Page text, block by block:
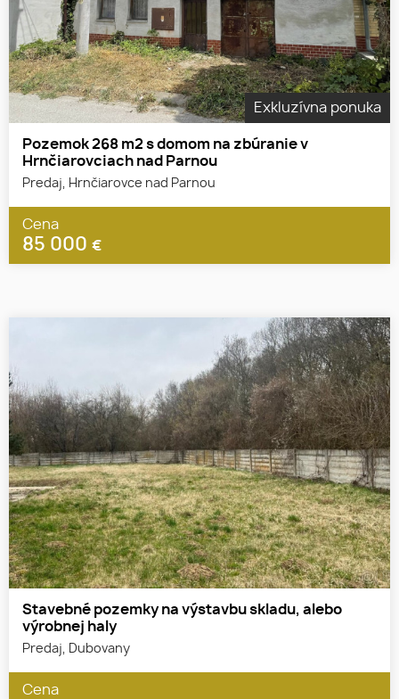
Exkluzívna ponuka
Pozemok 268 m2 s domom na zbúranie v
Hrnčiarovciach nad Parnou
Predaj, Hrnčiarovce nad Parnou
Cena
85 000 €
Stavebné pozemky na výstavbu skladu, alebo
výrobnej haly
Predaj, Dubovany
Cena